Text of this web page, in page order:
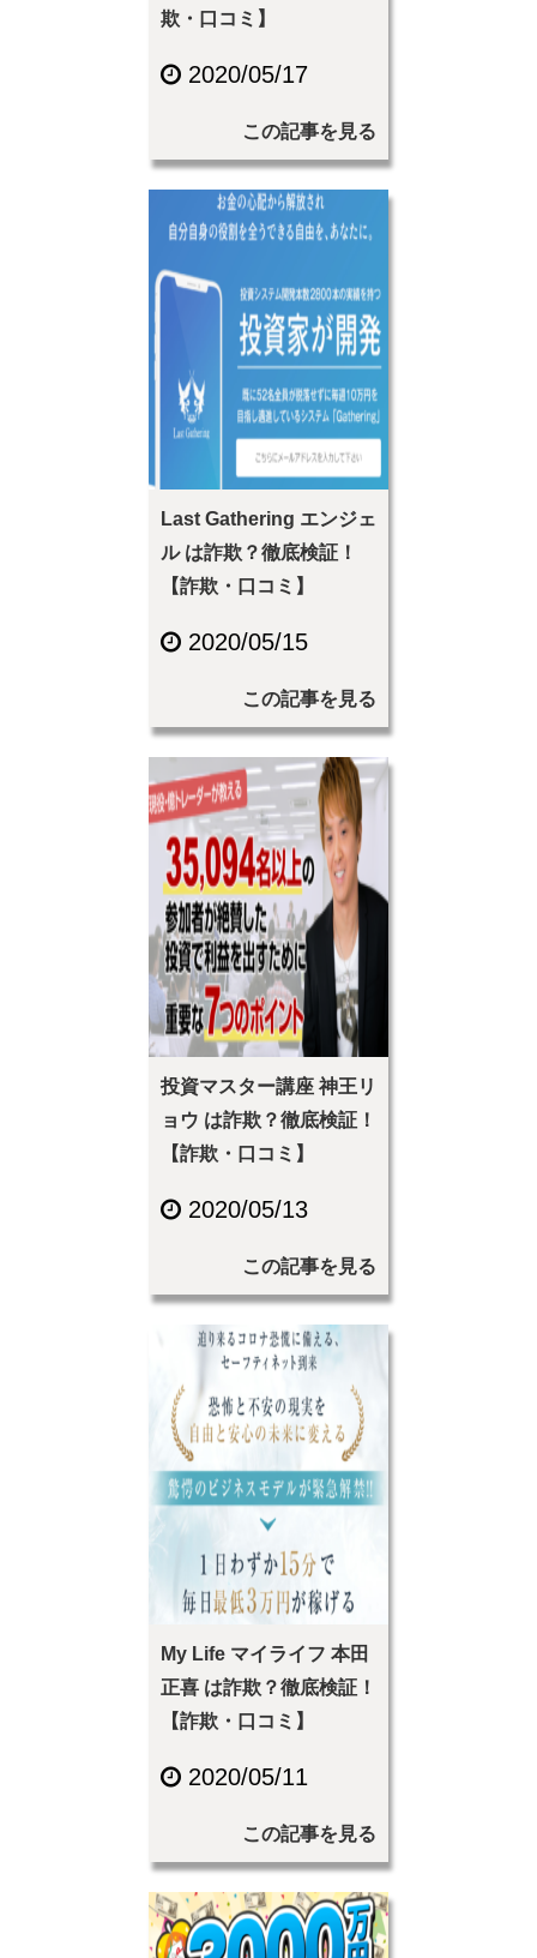
欺・口コミ】
2020/05/17
この記事を見る
Last Gathering エンジェ
ル は詐欺？徹底検証！
【詐欺・口コミ】
2020/05/15
この記事を見る
投資マスター講座 神王リ
ョウ は詐欺？徹底検証！
【詐欺・口コミ】
2020/05/13
この記事を見る
My Life マイライフ 本田
正喜 は詐欺？徹底検証！
【詐欺・口コミ】
2020/05/11
この記事を見る